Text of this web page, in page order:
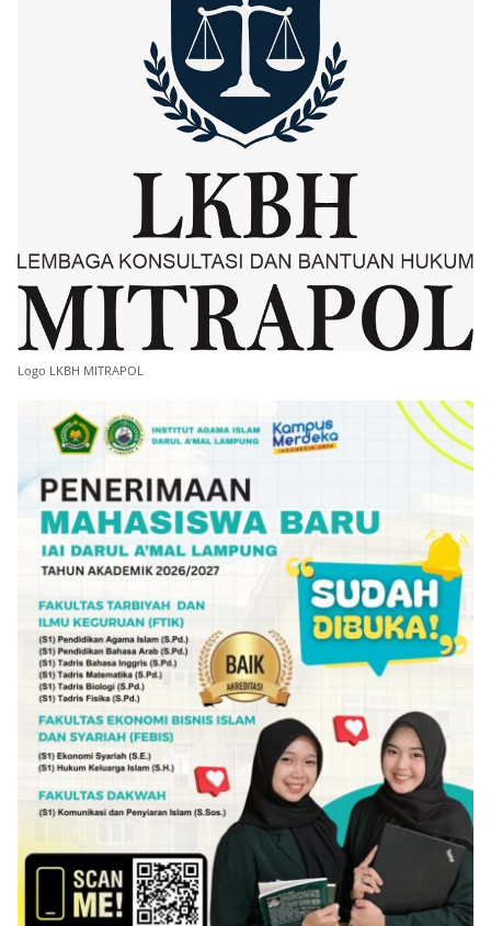
Logo LKBH MITRAPOL